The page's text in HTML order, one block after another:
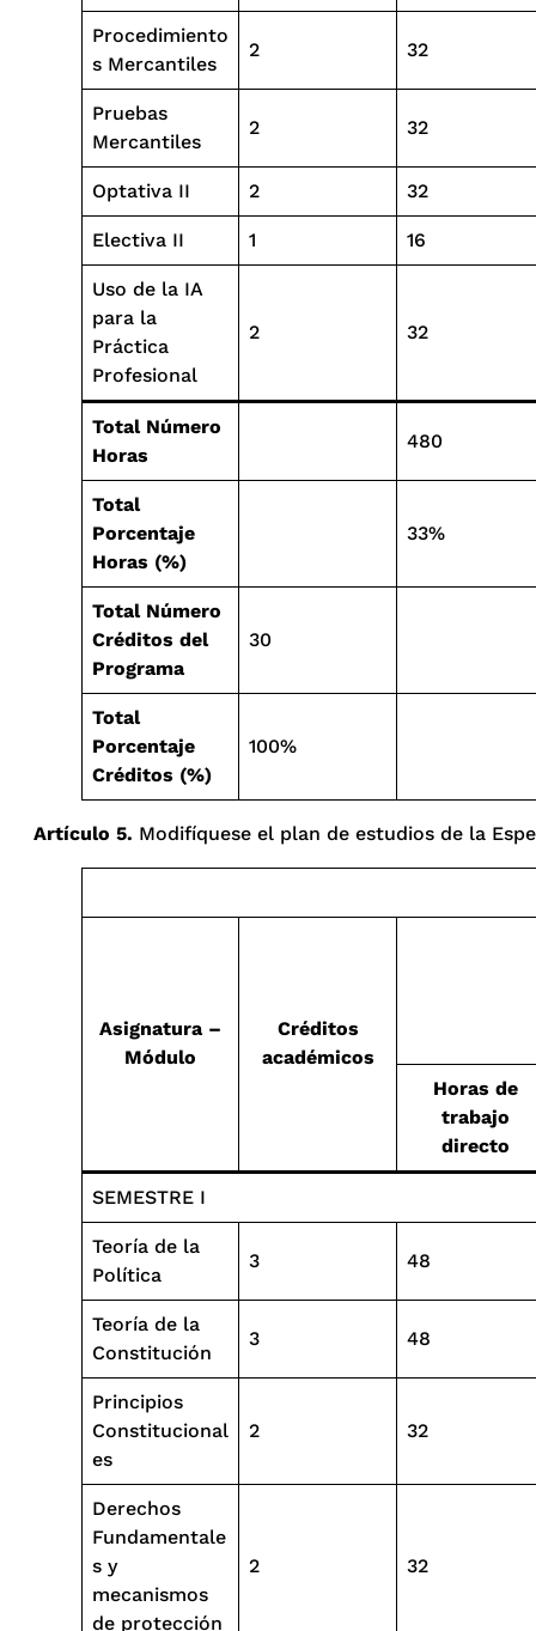
Procedimiento
s Mercantiles
2 32
Pruebas
Mercantiles
2 32
Optativa II 2 32
Electiva II 1 16
Uso de la IA
para la
Práctica
Profesional
2 32
Total Número
Horas
480
Total
Porcentaje
Horas (%)
33%
Total Número
Créditos del
Programa
30
Total
Porcentaje
Créditos (%)
100%
Artículo 5. Modifíquese el plan de estudios de la
Asignatura –
Módulo
Créditos
académicos
Horas de
trabajo
directo
SEMESTRE I
Teoría de la
Política
3 48
Teoría de la
Constitución
3 48
Principios
Constitucional
es
2 32
Derechos
Fundamentale
s y
mecanismos
de protección
2 32